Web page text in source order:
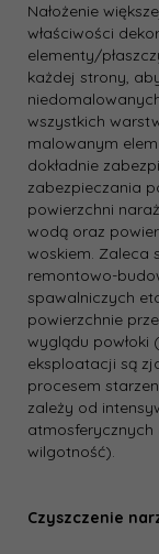
Nałożenie
właściwości
elementy/
każdej strony,
wszystkich
malowanym
dokładnie
zabezpieczania
powierzchni
wodą oraz
woskiem. Zaleca
remontowo-
spawalniczych
powierzchnie
wyglądu powłoki
eksploatacji są
procesem
zależy od
atmosferycznych
wilgotność).
Czyszczenie